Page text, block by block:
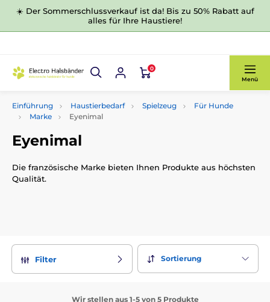
☀️ Der Sommerschlussverkauf ist da! Bis zu 50% Rabatt auf
alles für Ihre Haustiere!
0
Menü
Einführung Haustierbedarf Spielzeug
Für Hunde
Marke
Eyenimal
Eyenimal
Die französische Marke bieten Ihnen Produkte aus höchsten
Qualität.
Filter Sortierung
Wir stellen aus 1-5 von 5 Produkte